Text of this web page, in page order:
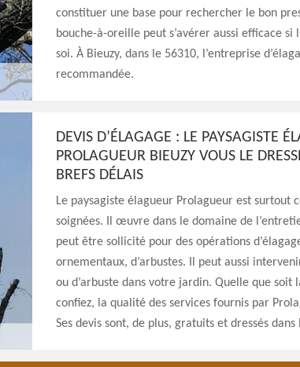
constituer une base pour rechercher le bon
bouche-à-oreille peut s’avérer aussi efficace si
soi. À Bieuzy, dans le 56310, l’entreprise
recommandée.
DEVIS D’ÉLAGAGE : LE PAYSAGISTE
PROLAGUEUR BIEUZY VOUS LE
BREFS DÉLAIS
Le paysagiste élagueur Prolagueur est surtout
soignées. Il œuvre dans le domaine de
peut être sollicité pour des opérations
ornementaux, d’arbustes. Il peut aussi
ou d’arbuste dans votre jardin. Quelle que soit
confiez, la qualité des services fournis par
Ses devis sont, de plus, gratuits et dressés